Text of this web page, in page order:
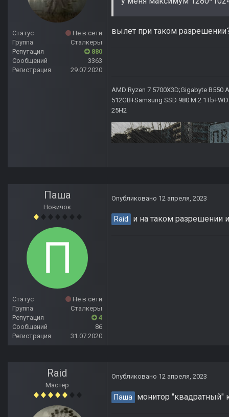
Статус
Не в сети
Группа
Сталкеры
Репутация
880
Сообщений
3363
Регистрация
29.07.2020
вылет при таком
AMD Ryzen 7 5700X3D;Gigabyte B550
512GB+Samsung SSD 980 M.2
25H2
Паша
Новичок
Статус
Не в сети
Группа
Сталкеры
Репутация
4
Сообщений
86
Регистрация
31.07.2020
Опубликовано 12 апреля, 2023
Raid и на таком разрешении
Raid
Мастер
Опубликовано 12 апреля, 2023
Паша монитор